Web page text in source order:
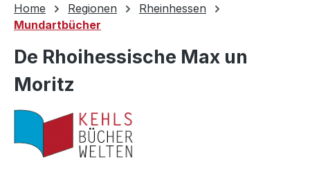
Home Regionen
Rheinhessen
Mundartbücher
De Rhoihessische Max un
Moritz